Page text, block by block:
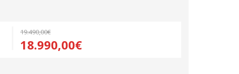
19.490,00€
18.990,00€